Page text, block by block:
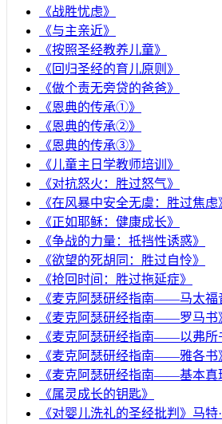
《战胜忧虑》
《与主亲近》
《按照圣经教养儿童》
《回归圣经的育儿原则》
《做个责无旁贷的爸爸》
《恩典的传承①》
《恩典的传承②》
《恩典的传承③》
《儿童主日学教师培训》
《对抗怒火：胜过怒气》
《在风暴中安全无虞：胜过焦虑
《正如耶稣：健康成长》
《争战的力量：抵挡性诱惑》
《欲望的死胡同：胜过自怜》
《抢回时间：胜过拖延症》
《麦克阿瑟研经指南——马太福
《麦克阿瑟研经指南——罗马书
《麦克阿瑟研经指南——以弗所
《麦克阿瑟研经指南——雅各书
《麦克阿瑟研经指南——基本真
《属灵成长的钥匙》
《对婴儿洗礼的圣经批判》马特